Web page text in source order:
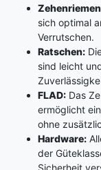
sich optimal
Verrutschen.
Ratschen:
sind leicht
FLAD: Das
ermöglicht
ohne
Hardware:
der
Sicherheit